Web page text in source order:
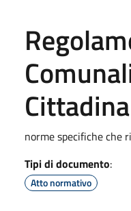
norme specifiche che
Tipi di documento:
Atto normativo